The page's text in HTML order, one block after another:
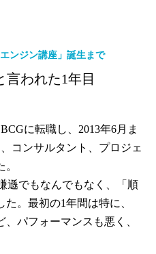
ンジン講座」誕生まで
言われた1年目
に転職し、2013年6月ま
コンサルタント、プロジェ
遜でもなんでもなく、「順
。最初の1年間は特に、
、パフォーマンスも悪く、